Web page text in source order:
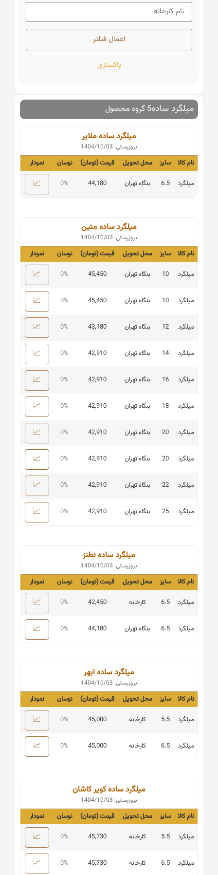
پاکسازی
میلگرد ساده5 گروه محصول
میلگرد ساده ملایر
بروزرسانی: 1404/10/03
نام کالا سایز محل تحویل قیمت (تومان) نوسان نمودار
میلگرد 6.5 بنگاه تهران 44,180
0%
📈
میلگرد ساده متین
بروزرسانی: 1404/10/03
نام کالا سایز محل تحویل قیمت (تومان) نوسان نمودار
میلگرد 10 بنگاه تهران 45,450
0%
📈
میلگرد 10 بنگاه تهران 45,450
0%
📈
میلگرد 12 بنگاه تهران 43,180
0%
📈
میلگرد 14 بنگاه تهران 42,910
0%
📈
میلگرد 16 بنگاه تهران 42,910
0%
📈
میلگرد 18 بنگاه تهران 42,910
0%
📈
میلگرد 20 بنگاه تهران 42,910
0%
📈
میلگرد 20 بنگاه تهران 42,910
0%
📈
میلگرد 22 بنگاه تهران 42,910
0%
📈
میلگرد 25 بنگاه تهران 42,910
0%
📈
میلگرد ساده نطنز
بروزرسانی: 1404/10/03
نام کالا سایز محل تحویل قیمت (تومان) نوسان نمودار
میلگرد 6.5 کارخانه 42,450
0%
📈
میلگرد 6.5 بنگاه تهران 44,180
0%
📈
میلگرد ساده ابهر
بروزرسانی: 1404/10/03
نام کالا سایز محل تحویل قیمت (تومان) نوسان نمودار
میلگرد 5.5 کارخانه 45,000
0%
📈
میلگرد 6.5 کارخانه 45,000
0%
📈
میلگرد ساده کویر کاشان
بروزرسانی: 1404/10/03
نام کالا سایز محل تحویل قیمت (تومان) نوسان نمودار
میلگرد 5.5 کارخانه 45,730
0%
📈
میلگرد 6.5 کارخانه 45,730
0%
📈